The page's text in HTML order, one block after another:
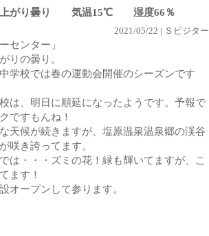
がり曇り 気温15℃ 湿度66％
2021/05/22 | Ｓビジター
センター」
りの曇り。
学校では春の運動会開催のシーズンです
は、明日に順延になったようです。予報で
ですもんね！
天候が続きますが、塩原温泉温泉郷の渓谷
咲き誇ってます。
は・・・ズミの花！緑も輝いてますが、こ
ます！
オープンして参ります。